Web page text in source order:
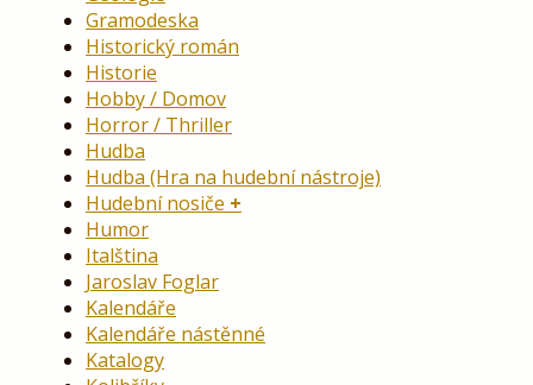
Gramodeska
Historický román
Historie
Hobby / Domov
Horror / Thriller
Hudba
Hudba (Hra na hudební nástroje)
Hudební nosiče
Humor
Italština
Jaroslav Foglar
Kalendáře
Kalendáře nástěnné
Katalogy